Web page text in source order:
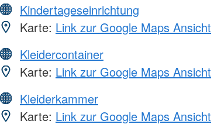
Kindertageseinrichtung
Karte: Link zur Google Maps Ansicht
Kleidercontainer
Karte: Link zur Google Maps Ansicht
Kleiderkammer
Karte: Link zur Google Maps Ansicht